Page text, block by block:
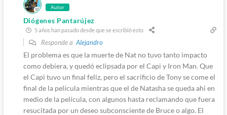
Autor
Diógenes Pantarújez
5 años han pasado desde que se escribió esto
Responde a Alejandro
El problema es que la muerte de Nat no tuvo tanto impacto
como debiera, y quedó eclipsada por el Capi y Iron Man. Que
el Capi tuvo un final feliz, pero el sacrificio de Tony se come el
final de la película mientras que el de Natasha se queda ahi en
medio de la película, con algunos hasta reclamando que fuera
resucitada por un deseo subconsciente de Bruce o algo. El